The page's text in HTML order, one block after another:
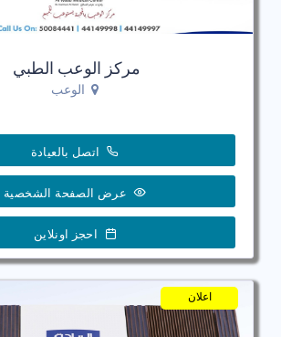
مركز الوعب الطبي
الوعب
اتصل بالعيادة
عرض الصفحة الشخصية
احجز اونلاين
اعلان